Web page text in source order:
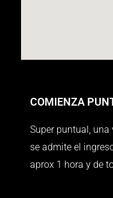
COMIENZA
Super puntual,
se admite el
aprox 1 hora y de